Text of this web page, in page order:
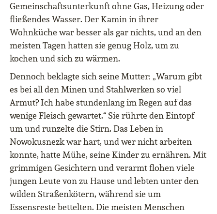
Gemeinschaftsunterkunft ohne Gas, Heizung oder
fließendes Wasser. Der Kamin in ihrer
Wohnküche war besser als gar nichts, und an den
meisten Tagen hatten sie genug Holz, um zu
kochen und sich zu wärmen.
Dennoch beklagte sich seine Mutter: „Warum gibt
es bei all den Minen und Stahlwerken so viel
Armut? Ich habe stundenlang im Regen auf das
wenige Fleisch gewartet.“ Sie rührte den Eintopf
um und runzelte die Stirn. Das Leben in
Nowokusnezk war hart, und wer nicht arbeiten
konnte, hatte Mühe, seine Kinder zu ernähren. Mit
grimmigen Gesichtern und verarmt flohen viele
jungen Leute von zu Hause und lebten unter den
wilden Straßenkötern, während sie um
Essensreste bettelten. Die meisten Menschen